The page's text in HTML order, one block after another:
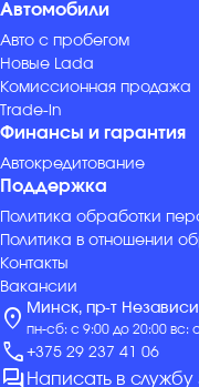
Автомобили
Авто с пробегом
Новые Lada
Комиссионная продажа
Trade-in
Финансы и гарантия
Автокредитование
Поддержка
Политика обработки
Политика в отношении
Контакты
Вакансии
location_on Минск, пр-т
пн-сб: с 9:00 до 20:00 вс:
call +375 29 237 41 06
forum Написать в службу